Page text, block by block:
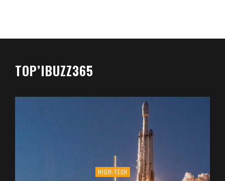
TOP’IBUZZ365
HIGH-TECH